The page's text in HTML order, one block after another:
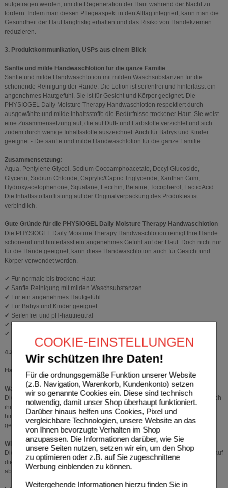
COOKIE-EINSTELLUNGEN
Wir schützen Ihre Daten!
Für die ordnungsgemäße Funktion unserer Website
(z.B. Navigation, Warenkorb, Kundenkonto) setzen
wir so genannte Cookies ein. Diese sind technisch
notwendig, damit unser Shop überhaupt funktioniert.
Darüber hinaus helfen uns Cookies, Pixel und
vergleichbare Technologien, unsere Website an das
von Ihnen bevorzugte Verhalten im Shop
anzupassen. Die Informationen darüber, wie Sie
unsere Seiten nutzen, setzen wir ein, um den Shop
zu optimieren oder z.B. auf Sie zugeschnittene
Werbung einblenden zu können.
Weitergehende Informationen hierzu finden Sie in
aufgetragen werden, um die Regeneration der Haut während der Nacht zu
fördern. Indem man diesen Pflegeaspekt in den Alltag integriert, kann man die
Gesundheit der Haut langfristig erhalten und das Risiko von Handekzemen
reduzieren.
3. Produktkommunikation, USPs aus einem Blick
Sanfte und milde Handwaschlotion für die ganze Familie
Sanfte und milde Handwaschlotion mit milden Waschsubstanzen für die
schonende Reinigung der Hände. Die Lotion ist seifenfrei und hinterlässt ein
angenehmes Hautgefühl. Sie ist für Gesicht und Körper geeignet. Die
PHYSIOGEL Daily Moisture Therapy Handwaschlotion respektiert durch
ausgewählte und milde Inhaltsstoffe die Bedürfnisse trockener Haut. Sie weist
eine Zusammensetzung auf, die auf Duft- und Farbstoffe verzichtet und sich
zudem durch wenige Inhaltsstoffe auszeichnet. Auch für Babys und Kinder
geeignet - Die sanfte und milde Handwaschlotion für die ganze Familie.
Zusammensetzung:
Aqua, Pentylene Glycol, Sodium Cocoamphoacetate, Decyl Glucoside,
Glycerin, Sodium Chloride, Caprylic/Capric Triglyceride, Xanthan Gum,
Hydroxyacetophenone, Squalane, Lecithin, Betaine, Tocopherol, Lactic Acid.
Die Inhaltsstoffauflistung auf der Originalverpackung des Produktes ist
verbindlich.
Gute Gründe für die PHYSIOGEL Daily Moisture Therapy Handwaschlotion
Die PHYSIOGEL Daily Moisture Therapy Handwaschlotion reinigt Ihre Hände
schonend und hinterlässt ein angenehmes Gefühl auf der Haut. Doch nicht nur
für die Hände geeignet, kann diese Handwaschlotion auch für Gesicht und
Körper verwendet werden.
✔ Für normale bis trockene Haut
✔ Sanfte Reinigung mit milden Waschsubstanzen
✔ Für ein angenehmes Hautgefühl
✔ Für Babys und Kinder geeignet
✔ Seifenfrei und pH-hautneutral
✔ Ohne Duft- und Farbstoffe
✔ Hergestellt in Deutschland
4.Zusätzliche Informationen – FAQs
Häufige Fragen zur PHYSIOGEL Daily Moisture Therapy Handwaschlotion
Was ist das Besondere an dieser Handwaschlotion?
Die PHYSIOGEL Daily Moisture Therapy Handwaschlotion zeichnet sich durch
ihre sanfte und milde Formel aus. Sie reinigt die Hände schonend und
hinterlässt ein angenehmes Hautgefühl. Zudem ist sie für Gesicht und Körper
geeignet.
Wie wird die Handwaschlotion richtig angewendet?
Die Anwendung der Handwaschlotion ist simpel: Die Handwaschlotion wird auf
die angefeuchtete Haut aufgetragen und anschließend gründlich mit Wasser
abgespült.